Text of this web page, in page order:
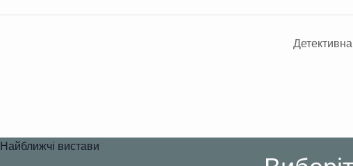
Найближчі вистави